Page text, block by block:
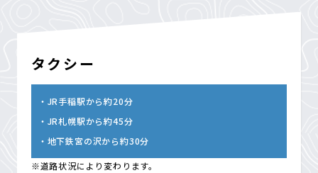
タクシー
JR手稲駅から約20分
JR札幌駅から約45分
地下鉄宮の沢から約30分
※道路状況により変わります。